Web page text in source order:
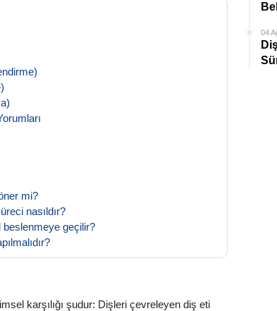
mi?
nasıldır?
beslenmeye geçilir?
karşılığı şudur: Dişleri çevreleyen diş eti
04